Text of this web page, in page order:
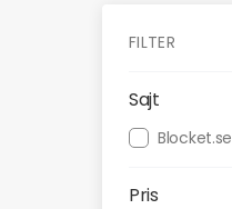
FILTER
Sajt
Blocket.se
Pris